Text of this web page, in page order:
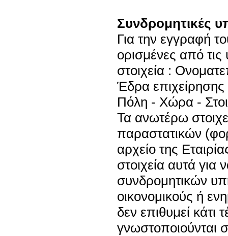
Συνδρομητικές
Για την εγγραφή
ορισμένες από τις
στοιχεία :
Έδρα
Πόλη - Χώρα -
Τα ανωτέρω
παραστατικών
αρχείο της
στοιχεία αυτά
συνδρομητικών
οικονομικούς ή
δεν επιθυμεί κάτι
γνωστοποιούνται